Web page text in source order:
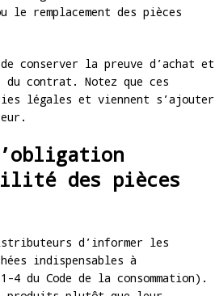
remplacement des pièces
conserver la preuve d’achat et
contrat. Notez que ces
légales et viennent s’ajouter
des pièces
d’informer les
indispensables à
du Code de la consommation).